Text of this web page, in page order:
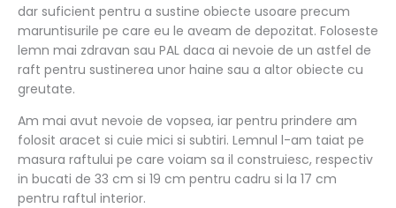
dar suficient pentru a sustine obiecte usoare precum
maruntisurile pe care eu le aveam de depozitat. Foloseste
lemn mai zdravan sau PAL daca ai nevoie de un astfel de
raft pentru sustinerea unor haine sau a altor obiecte cu
greutate.
Am mai avut nevoie de vopsea, iar pentru prindere am
folosit aracet si cuie mici si subtiri. Lemnul l-am taiat pe
masura raftului pe care voiam sa il construiesc, respectiv
in bucati de 33 cm si 19 cm pentru cadru si la 17 cm
pentru raftul interior.